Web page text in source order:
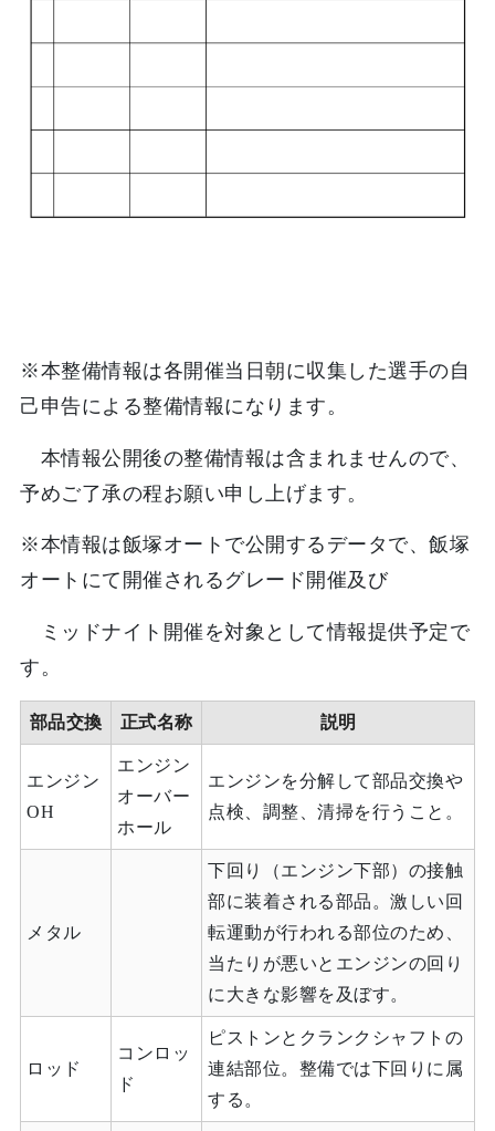
※本整備情報は各開催当日朝に収集した選手の自
己申告による整備情報になります。
本情報公開後の整備情報は含まれませんので、
予めご了承の程お願い申し上げます。
※本情報は飯塚オートで公開するデータで、飯塚
オートにて開催されるグレード開催及び
ミッドナイト開催を対象として情報提供予定で
す。
部品交換 正式名称 説明
エンジン
OH
エンジン
オーバー
ホール
エンジンを分解して部品交換や
点検、調整、清掃を行うこと。
メタル
下回り（エンジン下部）の接触
部に装着される部品。激しい回
転運動が行われる部位のため、
当たりが悪いとエンジンの回り
に大きな影響を及ぼす。
ロッド
コンロッ
ド
ピストンとクランクシャフトの
連結部位。整備では下回りに属
する。